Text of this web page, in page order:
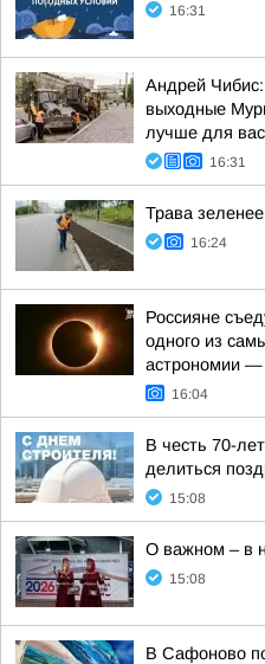
16:31
Андрей
выходные
лучше для
16:31
Трава
16:24
Россияне
одного из
астрономии —
16:04
В честь 70-
делиться
15:08
О важном – в
15:08
В Сафоново